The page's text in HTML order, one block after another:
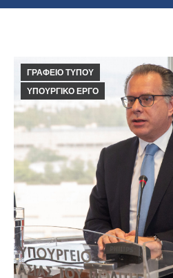
ΓΡΑΦΕΙΟ ΤΥΠΟΥ
ΥΠΟΥΡΓΙΚΟ ΕΡΓΟ